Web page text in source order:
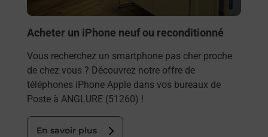
Acheter un iPhone neuf ou reconditionné
Vous recherchez un smartphone pas cher proche
de chez vous ? Découvrez notre offre de
téléphones iPhone Apple dans vos bureaux de
Poste à ANGLURE (51260) !
En savoir plus